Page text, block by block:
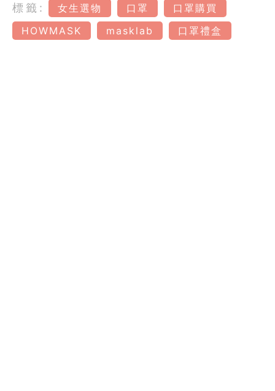
標籤: 女生選物 口罩
口罩購買
HOWMASK
masklab 口罩禮盒